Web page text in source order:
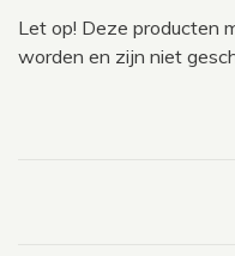
Let op! Deze producten
worden en zijn niet